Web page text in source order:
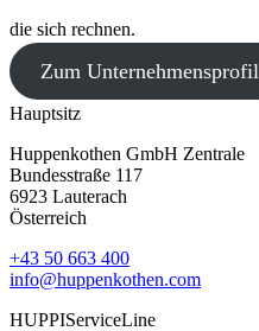
die sich rechnen.
Zum Unternehmensprofil
Hauptsitz
Huppenkothen GmbH Zentrale
Bundesstraße 117
6923 Lauterach
Österreich
+43 50 663 400
info@huppenkothen.com
HUPPIServiceLine